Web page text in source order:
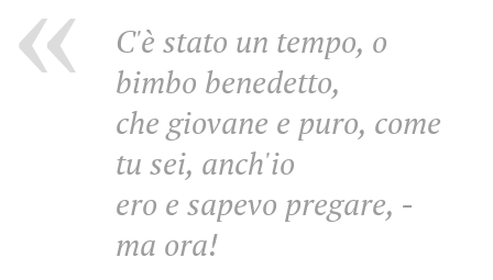
C'è stato un tempo, o
bimbo benedetto,
che giovane e puro, come
tu sei, anch'io
ero e sapevo pregare, -
ma ora!